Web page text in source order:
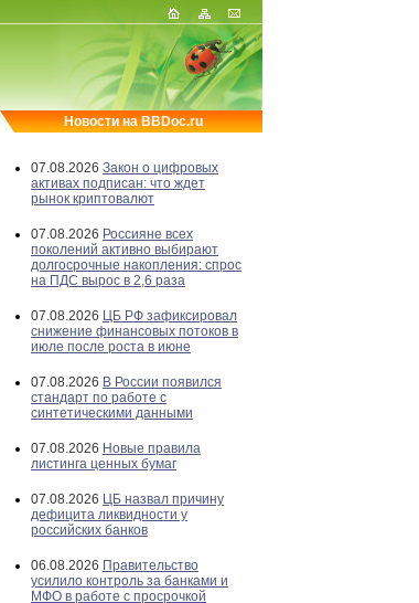
Новости на BBDoc.ru
07.08.2026 Закон о цифровых
активах подписан: что ждет
рынок криптовалют
07.08.2026 Россияне всех
поколений активно выбирают
долгосрочные накопления: спрос
на ПДС вырос в 2,6 раза
07.08.2026 ЦБ РФ зафиксировал
снижение финансовых потоков в
июле после роста в июне
07.08.2026 В России появился
стандарт по работе с
синтетическими данными
07.08.2026 Новые правила
листинга ценных бумаг
07.08.2026 ЦБ назвал причину
дефицита ликвидности у
российских банков
06.08.2026 Правительство
усилило контроль за банками и
МФО в работе с просрочкой